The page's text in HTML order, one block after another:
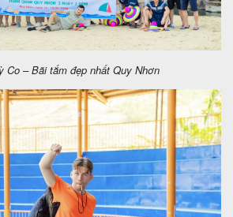
Co – Bãi tắm đẹp nhất Quy Nhơn